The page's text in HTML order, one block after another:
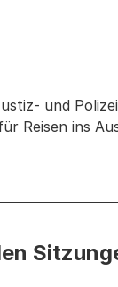
und
Reisen ins